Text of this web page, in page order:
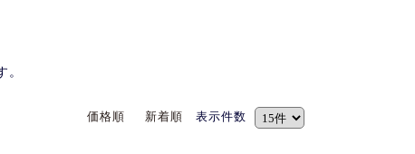
。
価格順 新着順 表示件数